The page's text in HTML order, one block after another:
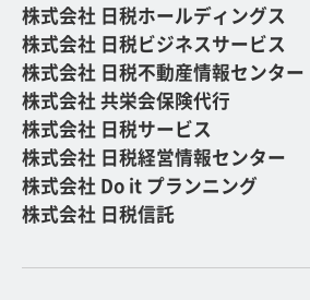
株式会社 日税ホールディングス
株式会社 日税ビジネスサービス
株式会社 日税不動産情報センター
株式会社 共栄会保険代行
株式会社 日税サービス
株式会社 日税経営情報センター
株式会社 Do it プランニング
株式会社 日税信託